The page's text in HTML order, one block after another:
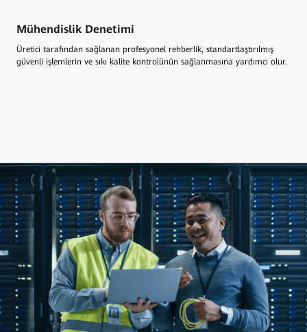
Mühendislik Denetimi
Üretici tarafından sağlanan profesyonel rehberlik, standartlaştırılmış
güvenli işlemlerin ve sıkı kalite kontrolünün sağlanmasına yardımcı olur.